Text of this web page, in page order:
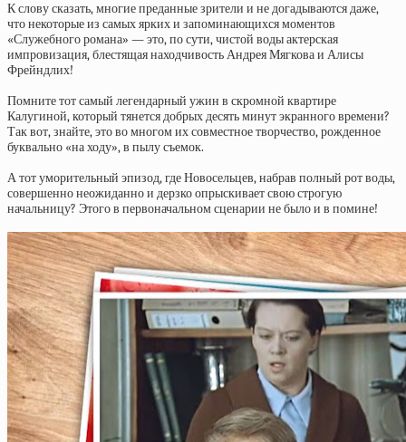
К слову сказать, многие преданные зрители и не догадываются даже,
что некоторые из самых ярких и запоминающихся моментов
«Служебного романа» — это, по сути, чистой воды актерская
импровизация, блестящая находчивость Андрея Мягкова и Алисы
Фрейндлих!
Помните тот самый легендарный ужин в скромной квартире
Калугиной, который тянется добрых десять минут экранного времени?
Так вот, знайте, это во многом их совместное творчество, рожденное
буквально «на ходу», в пылу съемок.
А тот уморительный эпизод, где Новосельцев, набрав полный рот воды,
совершенно неожиданно и дерзко опрыскивает свою строгую
начальницу? Этого в первоначальном сценарии не было и в помине!